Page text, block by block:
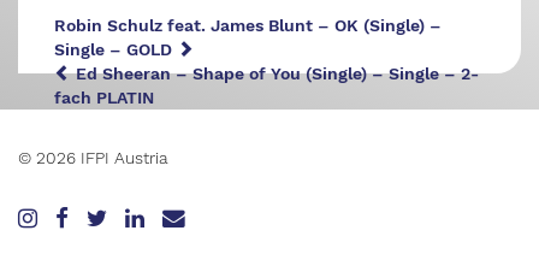
Robin Schulz feat. James Blunt – OK (Single) –
Single – GOLD
Ed Sheeran – Shape of You (Single) – Single – 2-
fach PLATIN
© 2026 IFPI Austria